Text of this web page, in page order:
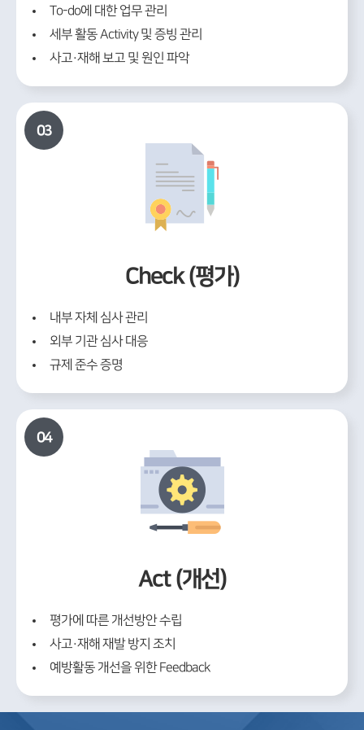
To-do에 대한 업무 관리
세부 활동 Activity 및 증빙 관리
사고·재해 보고 및 원인 파악
03
Check (평가)
내부 자체 심사 관리
외부 기관 심사 대응
규제 준수 증명
04
Act (개선)
평가에 따른 개선방안 수립
사고·재해 재발 방지 조치
예방활동 개선을 위한 Feedback